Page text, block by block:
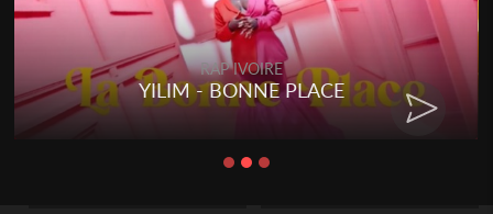
RAP IVOIRE
YILIM - BONNE PLACE